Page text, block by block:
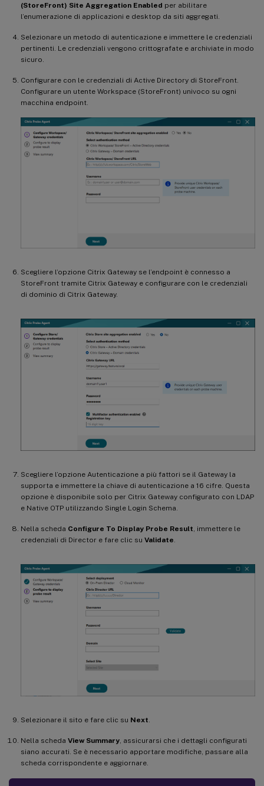
(StoreFront) Site Aggregation Enabled per abilitare
l’enumerazione di applicazioni e desktop da siti aggregati.
Selezionare un metodo di autenticazione e immettere le credenziali
pertinenti. Le credenziali vengono crittografate e archiviate in modo
sicuro.
Configurare con le credenziali di Active Directory di StoreFront.
Configurare un utente Workspace (StoreFront) univoco su ogni
macchina endpoint.
Scegliere l’opzione Citrix Gateway se l’endpoint è connesso a
StoreFront tramite Citrix Gateway e configurare con le credenziali
di dominio di Citrix Gateway.
Scegliere l’opzione Autenticazione a più fattori se il Gateway la
supporta e immettere la chiave di autenticazione a 16 cifre. Questa
opzione è disponibile solo per Citrix Gateway configurato con LDAP
e Native OTP utilizzando Single Login Schema.
Nella scheda Configure To Display Probe Result , immettere le
credenziali di Director e fare clic su Validate
Selezionare il sito e fare clic su Next.
Nella scheda View Summary, assicurarsi che i dettagli configurati
siano accurati. Se è necessario apportare modifiche, passare alla
scheda corrispondente e aggiornare.